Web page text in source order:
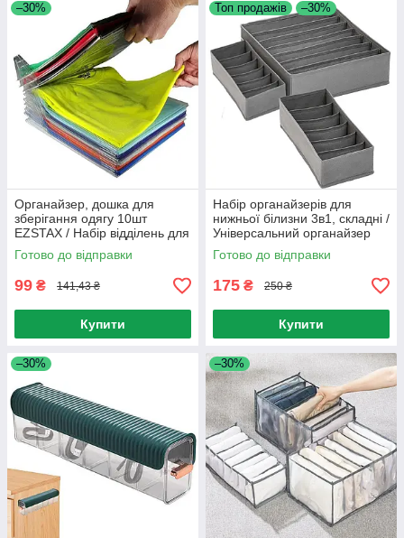
–30%
Органайзер, дошка для
зберігання одягу 10шт
EZSTAX / Набір відділень для
одягу, зошит, документів
Готово до відправки
99 ₴ 141,43 ₴
Купити
Топ продажів –30%
Набір органайзерів для
нижньої білизни 3в1, складні /
Універсальний органайзер
для речей та шкарпеток
Готово до відправки
175 ₴ 250 ₴
Купити
–30% –30%